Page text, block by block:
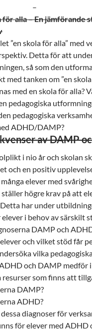
–
alla – En jämförande
”en skola för alla” med
Detta för att
så som den
tanken om ”en skola
med en skola för alla?
pedagogiska
pedagogiska
ADHD/DAMP?
av DAMP
i nio år och skolan
och en positiv
elever med
högre krav på att
Detta har under
i behov av särskilt
DAMP och
och vilket stöd får
vilka
och DAMP medför
som finns att
DAMP?
ADHD?
diagnoser för
för elever med ADHD